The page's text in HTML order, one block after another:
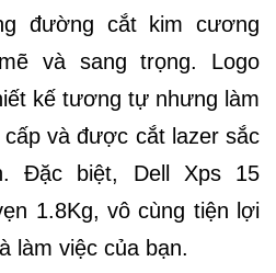
đường cắt kim cương
và sang trọng. Logo
kế tương tự nhưng làm
và được cắt lazer sắc
Đặc biệt, Dell Xps 15
1.8Kg, vô cùng tiện lợi
làm việc của bạn.